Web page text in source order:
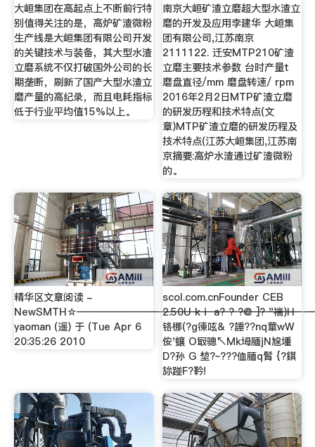
大峘集团在高起点上不断前行特
别值得关注的是，高炉矿渣微粉
生产线是大峘集团有限公司开发
的关键技术与装备，其大型水渣
立磨系统不仅打破国外公司的长
期垄断，刷新了国产大型水渣立
磨产量的高纪录，而且电耗指标
低于行业平均值15%以上。
南京大峘矿渣立磨超大型水渣立
磨的开发及应用李建华 大峘集
团有限公司,江苏南京
2111122. 迁安MTP210矿渣
立磨主要技术参数 台时产量t
磨盘直径/mm 磨盘转速/ rpm
2016年2月2日MTP矿渣立磨
的研发历程和技术特点(文
章)MTP矿渣立磨的研发历程及
技术特点(江苏大峘集团,江苏南
京摘要:高炉水渣通过矿渣微粉
的。
精华区文章阅读 -
yaoman (遥) 于 (Tue Apr 6
20:35:26 2010
scol.com.cnFounder CEB
2.50U kⅰ a? ? ?@ ]? "褍)H
铬梛(?g徚呟& ?諈??nq蕐wW
侒'蠰 O冣骢↖Mk坶腼jN尮堹
D?孙 G 堏?~???侐腼q髾 {?錤
旀踫F?靲!